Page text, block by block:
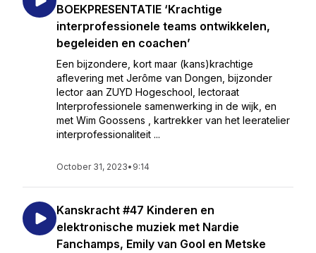
BOEKPRESENTATIE ‘Krachtige
interprofessionele teams ontwikkelen,
begeleiden en coachen’
Een bijzondere, kort maar (kans)krachtige
aflevering met Jerôme van Dongen, bijzonder
lector aan ZUYD Hogeschool, lectoraat
Interprofessionele samenwerking in de wijk, en
met Wim Goossens , kartrekker van het leeratelier
interprofessionaliteit ...
October 31, 2023• 9:14
Kanskracht #47 Kinderen en
elektronische muziek met Nardie
Fanchamps, Emily van Gool en Metske